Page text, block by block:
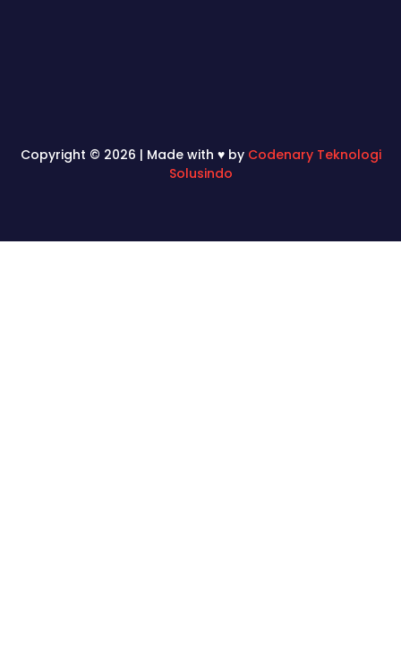
Copyright © 2026 | Made with ♥ by Codenary Teknologi
Solusindo